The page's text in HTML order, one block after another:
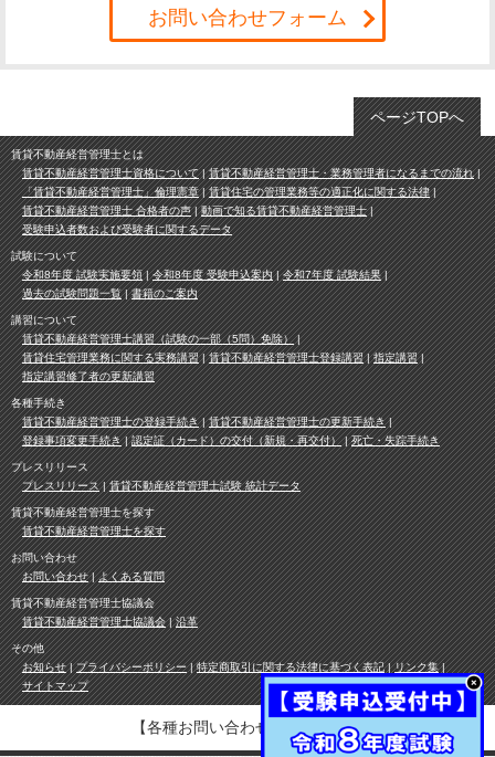
お問い合わせフォーム
ページTOPへ
賃貸不動産経営管理士とは
賃貸不動産経営管理士資格について
賃貸不動産経営管理士・業務管理者になるまでの流れ
「賃貸不動産経営管理士」倫理憲章
賃貸住宅の管理業務等の適正化に関する法律
賃貸不動産経営管理士 合格者の声
動画で知る賃貸不動産経営管理士
受験申込者数および受験者に関するデータ
試験について
令和8年度 試験実施要領
令和8年度 受験申込案内
令和7年度 試験結果
過去の試験問題一覧
書籍のご案内
講習について
賃貸不動産経営管理士講習（試験の一部（5問）免除）
賃貸住宅管理業務に関する実務講習
賃貸不動産経営管理士登録講習
指定講習
指定講習修了者の更新講習
各種手続き
賃貸不動産経営管理士の登録手続き
賃貸不動産経営管理士の更新手続き
登録事項変更手続き
認定証（カード）の交付（新規・再交付） 死亡・失踪手続き
プレスリリース
プレスリリース
賃貸不動産経営管理士試験 統計データ
賃貸不動産経営管理士を探す
賃貸不動産経営管理士を探す
お問い合わせ
お問い合わせ
よくある質問
賃貸不動産経営管理士協議会
賃貸不動産経営管理士協議会
沿革
その他
お知らせ
プライバシーポリシー 特定商取引に関する法律に基づく表記
リンク集
サイトマップ
【各種お問い合わせ先は こちら】